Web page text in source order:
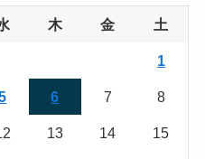
木 金 土
1
6 7 8
13 14 15